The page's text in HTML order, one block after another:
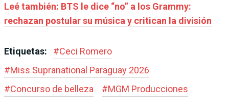
Leé también: BTS le dice “no” a los Grammy:
rechazan postular su música y critican la división
Etiquetas: #Ceci Romero
#Miss Supranational Paraguay 2026
#Concurso de belleza #MGM Producciones